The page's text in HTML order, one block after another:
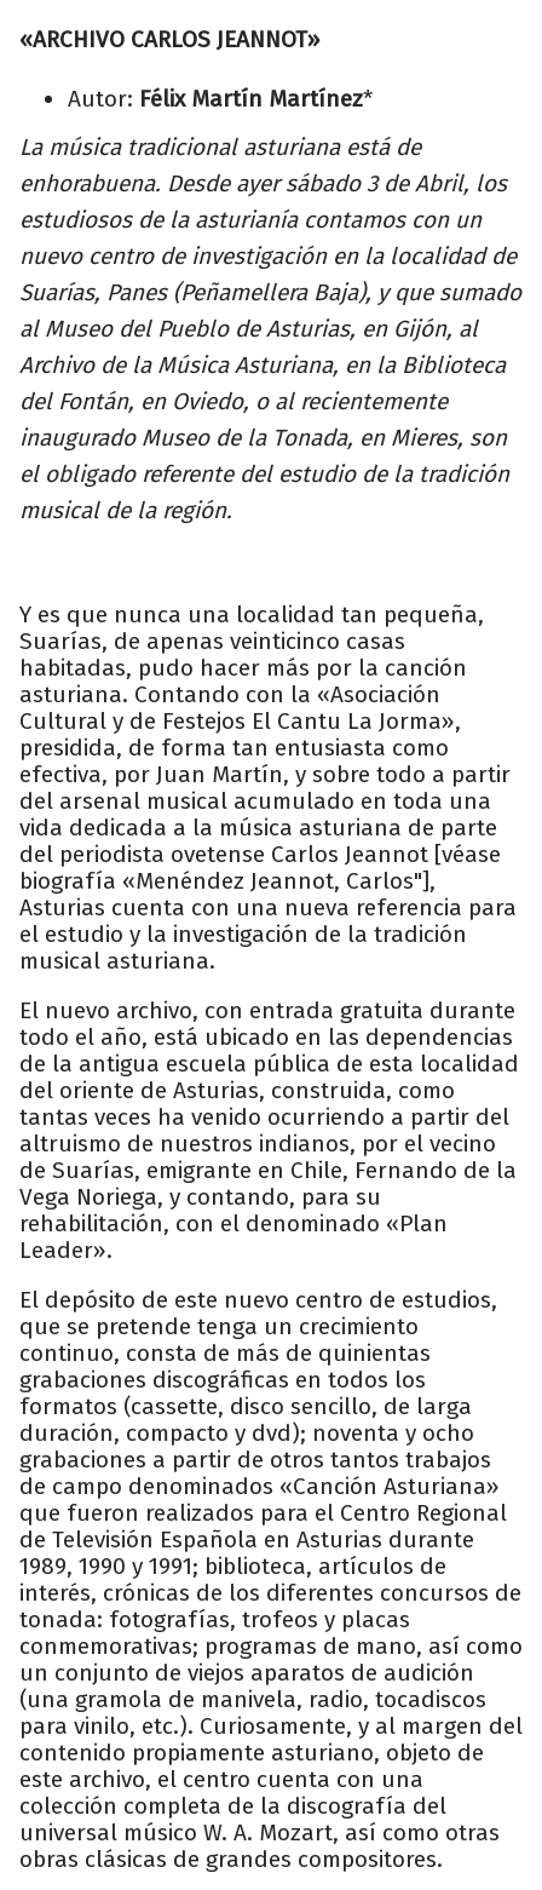
«ARCHIVO CARLOS JEANNOT»
Autor: Félix Martín Martínez*
La música tradicional asturiana está de
enhorabuena. Desde ayer sábado 3 de Abril, los
estudiosos de la asturianía contamos con un
nuevo centro de investigación en la localidad de
Suarías, Panes (Peñamellera Baja), y que sumado
al Museo del Pueblo de Asturias, en Gijón, al
Archivo de la Música Asturiana, en la Biblioteca
del Fontán, en Oviedo, o al recientemente
inaugurado Museo de la Tonada, en Mieres, son
el obligado referente del estudio de la tradición
musical de la región.
Y es que nunca una localidad tan pequeña,
Suarías, de apenas veinticinco casas
habitadas, pudo hacer más por la canción
asturiana. Contando con la «Asociación
Cultural y de Festejos El Cantu La Jorma»,
presidida, de forma tan entusiasta como
efectiva, por Juan Martín, y sobre todo a partir
del arsenal musical acumulado en toda una
vida dedicada a la música asturiana de parte
del periodista ovetense Carlos Jeannot [véase
biografía «Menéndez Jeannot, Carlos"],
Asturias cuenta con una nueva referencia para
el estudio y la investigación de la tradición
musical asturiana.
El nuevo archivo, con entrada gratuita durante
todo el año, está ubicado en las dependencias
de la antigua escuela pública de esta localidad
del oriente de Asturias, construida, como
tantas veces ha venido ocurriendo a partir del
altruismo de nuestros indianos, por el vecino
de Suarías, emigrante en Chile, Fernando de la
Vega Noriega, y contando, para su
rehabilitación, con el denominado «Plan
Leader».
El depósito de este nuevo centro de estudios,
que se pretende tenga un crecimiento
continuo, consta de más de quinientas
grabaciones discográficas en todos los
formatos (cassette, disco sencillo, de larga
duración, compacto y dvd); noventa y ocho
grabaciones a partir de otros tantos trabajos
de campo denominados «Canción Asturiana»
que fueron realizados para el Centro Regional
de Televisión Española en Asturias durante
1989, 1990 y 1991; biblioteca, artículos de
interés, crónicas de los diferentes concursos de
tonada: fotografías, trofeos y placas
conmemorativas; programas de mano, así como
un conjunto de viejos aparatos de audición
(una gramola de manivela, radio, tocadiscos
para vinilo, etc.). Curiosamente, y al margen del
contenido propiamente asturiano, objeto de
este archivo, el centro cuenta con una
colección completa de la discografía del
universal músico W. A. Mozart, así como otras
obras clásicas de grandes compositores.